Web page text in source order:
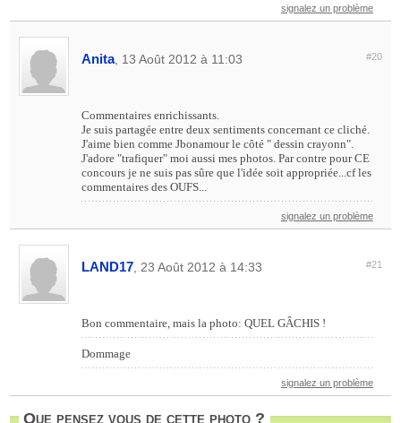
signalez un problème
Anita, 13 Août 2012 à 11:03 #20
Commentaires enrichissants.
Je suis partagée entre deux sentiments concernant ce cliché.
J'aime bien comme Jbonamour le côté " dessin crayonn".
J'adore "trafiquer" moi aussi mes photos. Par contre pour CE
concours je ne suis pas sûre que l'idée soit appropriée...cf les
commentaires des OUFS...
signalez un problème
LAND17 , 23 Août 2012 à 14:33 #21
Bon commentaire, mais la photo: QUEL GÂCHIS !
Dommage
signalez un problème
Que pensez vous de cette photo ?